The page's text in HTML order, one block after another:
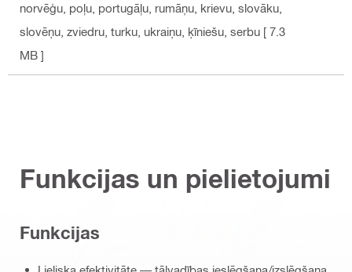
norvēģu, poļu, portugāļu, rumāņu, krievu, slovāku,
slovēņu, zviedru, turku, ukraiņu, ķīniešu, serbu [ 7.3
MB ]
Funkcijas un pielietojumi
Funkcijas